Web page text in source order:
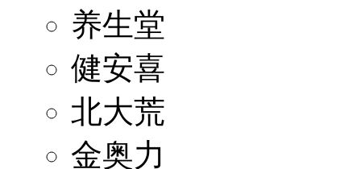
养生堂
健安喜
北大荒
金奥力